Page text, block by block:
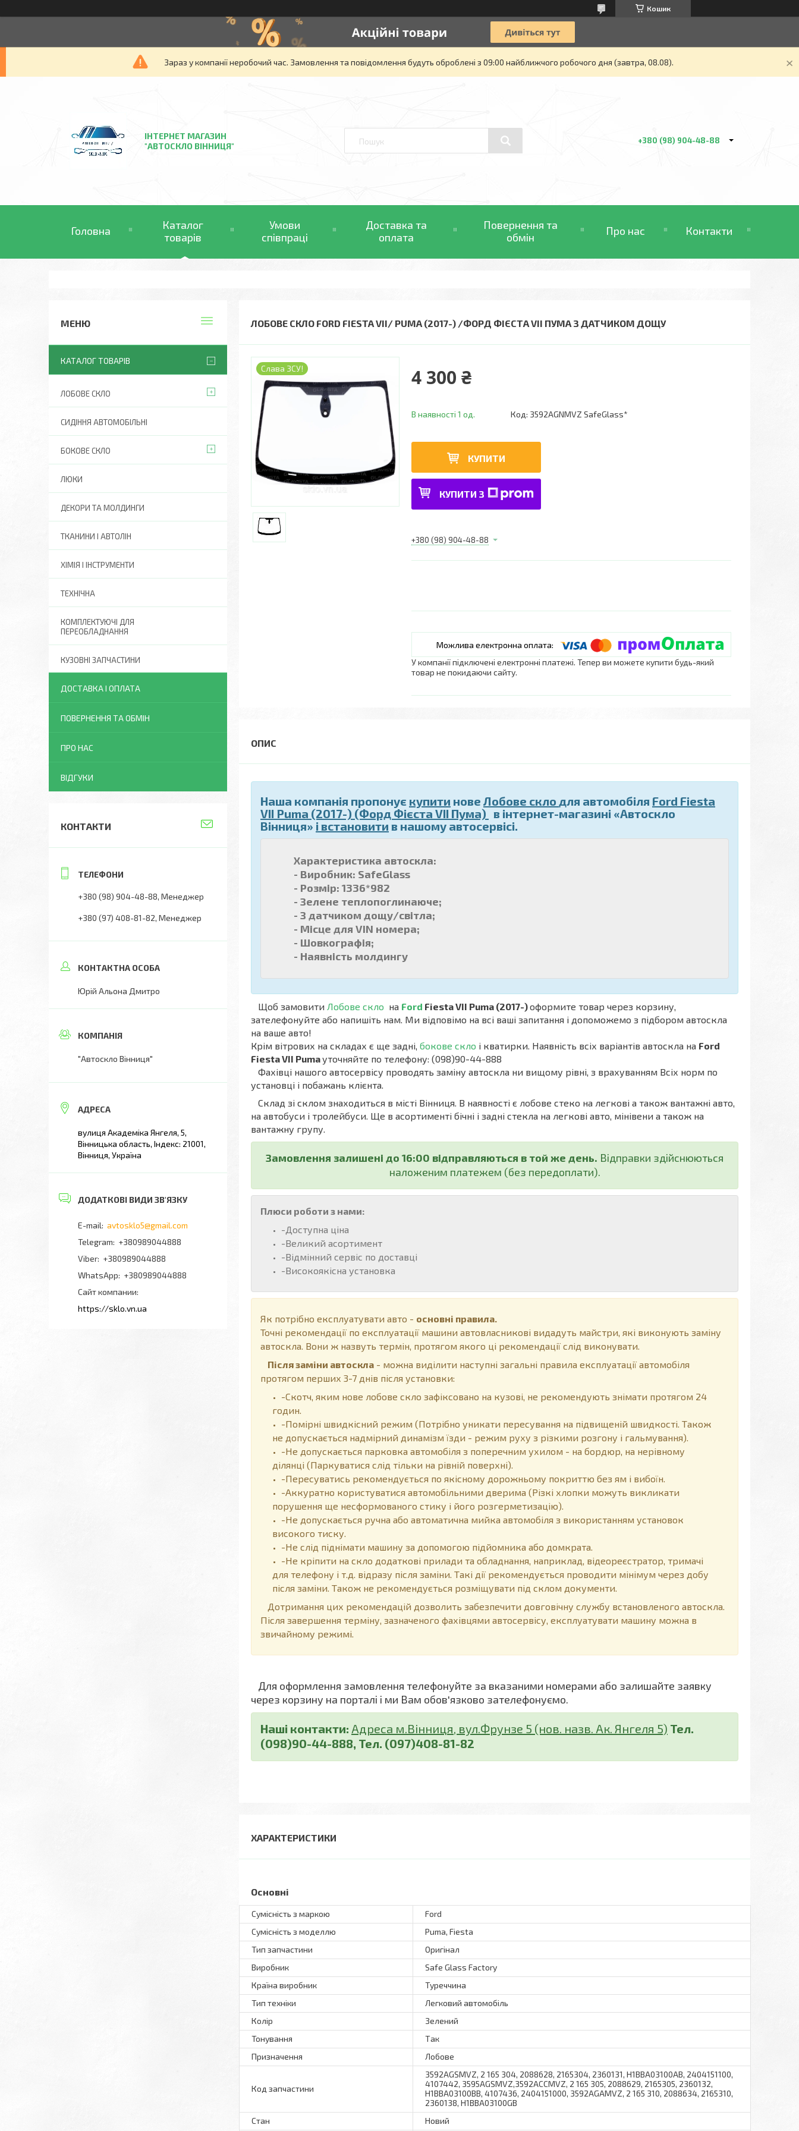
Кошик
Зараз у компанії неробочий час. Замовлення та повідомлення будуть оброблені з 09:00 найближчого робочого дня (завтра, 08.08).
ІНТЕРНЕТ МАГАЗИН
"АВТОСКЛО ВІННИЦЯ"
+380 (98) 904-48-88
Головна
Каталог
товарів
Умови
співпраці
Доставка та
оплата
Повернення та
обмін
Про нас Контакти
ЛОБОВЕ СКЛО FORD FIESTA VII/ PUMA (2017-) /ФОРД ФІЄСТА VII ПУМА З ДАТЧИКОМ ДОЩУ
Слава ЗСУ! 4 300 ₴
В наявності 1 од. Код: 3592AGNMVZ SafeGlass*
КУПИТИ
КУПИТИ З
+380 (98) 904-48-88
У компанії підключені електронні платежі. Тепер ви можете купити будь-який
товар не покидаючи сайту.
Наша компанія пропонує купити нове Лобове скло для автомобіля Ford Fiesta
VII Puma (2017-) (Форд Фієста VII Пума) в інтернет-магазині «Автоскло
Вінниця» і встановити в нашому автосервісі.
Характеристика автоскла:
- Виробник: SafeGlass
- Розмір: 1336*982
- Зелене теплопоглинаюче;
- З датчиком дощу/світла;
- Місце для VIN номера;
- Шовкографія;
- Наявність молдингу
Щоб замовити Лобове скло на Ford Fiesta VII Puma (2017-)оформите товар через корзину,
зателефонуйте або напишіть нам. Ми відповімо на всі ваші запитання і допоможемо з підбором автоскла
на ваше авто!
Крім вітрових на складах є ще задні, бокове скло і кватирки. Наявність всіх варіантів автоскла на Ford
Fiesta VII Pumaуточняйте по телефону: (098)90-44-888
Фахівці нашого автосервісу проводять заміну автоскла ни вищому рівні, з врахуванням Всіх норм по
установці і побажань клієнта.
Склад зі склом знаходиться в місті Вінниця. В наявності є лобове стеко на легкові а також вантажні авто,
на автобуси і тролейбуси. Ще в асортименті бічні і задні стекла на легкові авто, мінівени а також на
вантажну групу.
Замовлення залишені до 16:00 відправляються в той же день. Відправки здійснюються
наложеним платежем (без передоплати).
Плюси роботи з нами:
-Доступна ціна
-Великий асортимент
-Відмінний сервіс по доставці
-Високоякісна установка
Як потрібно експлуатувати авто - основні правила.
Точні рекомендації по експлуатації машини автовласникові видадуть майстри, які виконують заміну
автоскла. Вони ж назвуть термін, протягом якого ці рекомендації слід виконувати.
Після заміни автоскла - можна виділити наступні загальні правила експлуатації автомобіля
протягом перших 3-7 днів після установки:
-Скотч, яким нове лобове скло зафіксовано на кузові, не рекомендують знімати протягом 24
годин.
-Помірні швидкісний режим (Потрібно уникати пересування на підвищеній швидкості. Також
не допускається надмірний динамізм їзди - режим руху з різкими розгону і гальмування).
-Не допускається парковка автомобіля з поперечним ухилом - на бордюр, на нерівному
ділянці (Паркуватися слід тільки на рівній поверхні).
-Пересуватись рекомендується по якісному дорожньому покриттю без ям і вибоїн.
-Аккуратно користуватися автомобільними дверима (Різкі хлопки можуть викликати
порушення ще несформованого стику і його розгерметизацію).
-Не допускається ручна або автоматична мийка автомобіля з використанням установок
високого тиску.
-Не слід піднімати машину за допомогою підйомника або домкрата.
-Не кріпити на скло додаткові прилади та обладнання, наприклад, відеореєстратор, тримачі
для телефону і т.д. відразу після заміни. Такі дії рекомендується проводити мінімум через добу
після заміни. Також не рекомендується розміщувати під склом документи.
Дотримання цих рекомендацій дозволить забезпечити довговічну службу встановленого автоскла.
Після завершення терміну, зазначеного фахівцями автосервісу, експлуатувати машину можна в
звичайному режимі.
Для оформлення замовлення телефонуйте за вказаними номерами або залишайте заявку
через корзину на порталі і ми Вам обов'язково зателефонуємо.
Наші контакти: Адреса м.Вінниця, вул.Фрунзе 5 (нов. назв. Ак. Янгеля 5) Тел.
(098)90-44-888, Тел. (097)408-81-82
ХАРАКТЕРИСТИКИ
Основні
Сумісність з маркою
Ford
Сумісність з моделлю
Puma, Fiesta
Тип запчастини
Оригінал
Виробник
Safe Glass Factory
Країна виробник
Туреччина
Тип техніки
Легковий автомобіль
Колір
Зелений
Тонування
Так
Призначення
Лобове
Код запчастини
3592AGSMVZ, 2 165 304, 2088628, 2165304, 2360131, H1BBA03100AB, 2404151100,
4107442, 3595AGSMVZ,3592ACCMVZ, 2 165 305, 2088629, 2165305, 2360132,
H1BBA03100BB, 4107436, 2404151000, 3592AGAMVZ, 2 165 310, 2088634, 2165310,
2360138, H1BBA03100GB
Стан
Новий
КАТАЛОГ ТОВАРІВ
ЛОБОВЕ СКЛО
СИДІННЯ АВТОМОБІЛЬНІ
БОКОВЕ СКЛО
ЛЮКИ
ДЕКОРИ ТА МОЛДИНГИ
ТКАНИНИ І АВТОЛІН
ХІМІЯ І ІНСТРУМЕНТИ
ТЕХНІЧНА
КОМПЛЕКТУЮЧІ ДЛЯ
ПЕРЕОБЛАДНАННЯ
КУЗОВНІ ЗАПЧАСТИНИ
ДОСТАВКА І ОПЛАТА
ПОВЕРНЕННЯ ТА ОБМІН
ПРО НАС
ВІДГУКИ
КОНТАКТИ
+380 (98) 904-48-88 Менеджер
+380 (97) 408-81-82 Менеджер
Юрій Альона Дмитро
"Автоскло Вінниця"
вулиця Академіка Янгеля, 5,
Вінницька область, Індекс: 21001,
Вінниця, Україна
avtosklo5@gmail.com
+380989044888
+380989044888
+380989044888
Сайт компании
https://sklo.vn.ua